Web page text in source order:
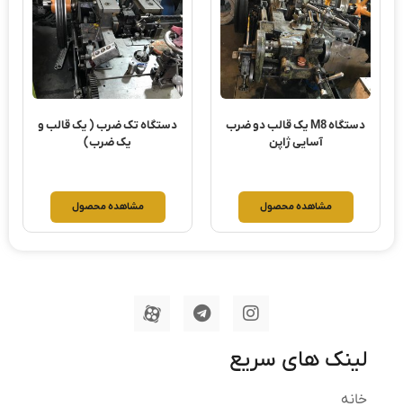
دستگاه M8 یک قالب دو ضرب
آسایی ژاپن
مشاهده محصول
دستگاه تک ضرب ( یک قالب و
یک ضرب)
مشاهده محصول
لینک های سریع
خانه